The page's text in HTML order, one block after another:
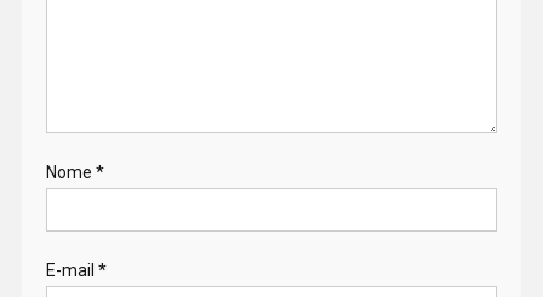
Nome *
E-mail *